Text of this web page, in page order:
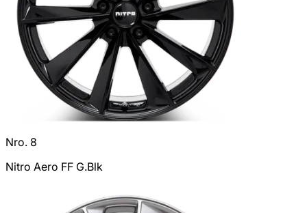
Nro. 8
Nitro Aero FF G.Blk